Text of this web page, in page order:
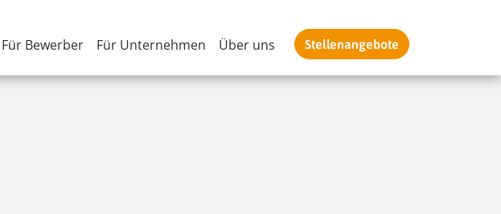
Für Bewerber Für Unternehmen Über uns Stellenangebote